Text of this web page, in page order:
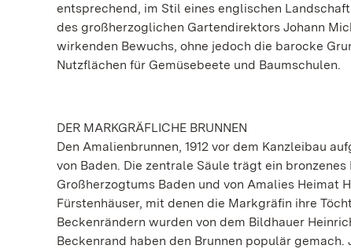
entsprechend, im Stil eines englischen
des großherzoglichen Gartendirektors Johann
wirkenden Bewuchs, ohne jedoch die barocke
Nutzflächen für Gemüsebeete und Baumschulen.
DER MARKGRÄFLICHE BRUNNEN
Den Amalienbrunnen, 1912 vor dem Kanzleibau
von Baden. Die zentrale Säule trägt ein
Großherzogtums Baden und von Amalies Heimat
Fürstenhäuser, mit denen die Markgräfin ihre
Beckenrändern wurden von dem Bildhauer
Beckenrand haben den Brunnen populär